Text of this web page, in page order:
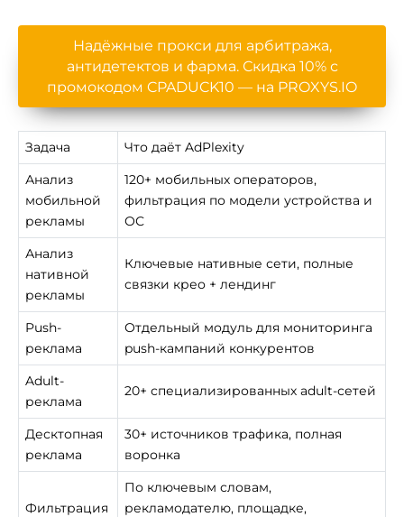
Надёжные прокси для арбитража,
антидетектов и фарма. Скидка 10% с
промокодом CPADUCK10 — на PROXYS.IO
Задача
Что даёт AdPlexity
Анализ
мобильной
рекламы
120+ мобильных операторов,
фильтрация по модели устройства и
ОС
Анализ
нативной
рекламы
Ключевые нативные сети, полные
связки крео + лендинг
Push-
реклама
Отдельный модуль для мониторинга
push-кампаний конкурентов
Adult-
реклама
20+ специализированных adult-сетей
Десктопная
реклама
30+ источников трафика, полная
воронка
Фильтрация
По ключевым словам,
рекламодателю, площадке,